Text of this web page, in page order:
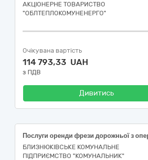
АКЦІОНЕРНЕ ТОВАРИСТВО
"ОБЛТЕПЛОКОМУНЕНЕРГО"
Очікувана вартість
114 793,33 UAH
з ПДВ
Дивитись
БЛИЗНЮКІВСЬКЕ КОМУНАЛЬНЕ
ПІДПРИЄМСТВО "КОМУНАЛЬНИК"